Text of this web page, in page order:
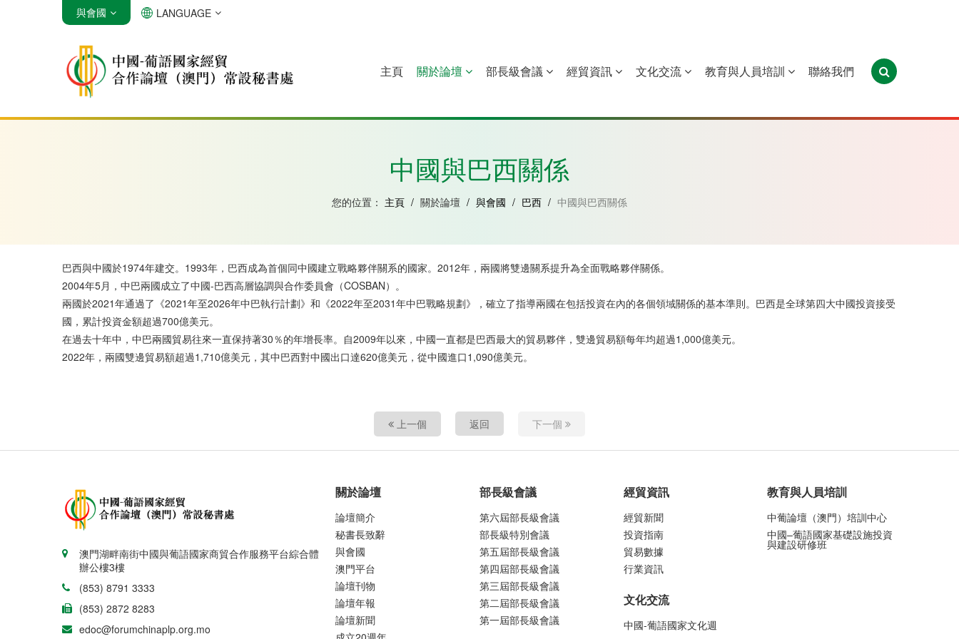
安哥拉 巴西 佛得角 幾內亞比紹 赤道幾內亞 莫桑比克 葡萄牙 聖多美和普林西比 東帝汶
與會國 LANGUAGE
主頁 關於論壇 部長級會議 經貿資訊 文化交流 教育與人員培訓 聯絡我們
中國與巴西關係
您的位置： 主頁 / 關於論壇 / 與會國 / 巴西 / 中國與巴西關係
巴西與中國於1974年建交。1993年，巴西成為首個同中國建立戰略夥伴關系的國家。2012年，兩國將雙邊關系提升為全面戰略夥伴關係。
2004年5月，中巴兩國成立了中國-巴西高層協調與合作委員會（COSBAN）。
兩國於2021年通過了《2021年至2026年中巴執行計劃》和《2022年至2031年中巴戰略規劃》，確立了指導兩國在包括投資在內的各個領域關係的基本準則。巴西是全球第四大中國投資接受
國，累計投資金額超過700億美元。
在過去十年中，中巴兩國貿易往來一直保持著30％的年增長率。自2009年以來，中國一直都是巴西最大的貿易夥伴，雙邊貿易額每年均超過1,000億美元。
2022年，兩國雙邊貿易額超過1,710億美元，其中巴西對中國出口達620億美元，從中國進口1,090億美元。
上一個 返回 下一個
澳門湖畔南街中國與葡語國家商貿合作服務平台綜合體
辦公樓3樓
(853) 8791 3333
(853) 2872 8283
edoc@forumchinaplp.org.mo
關於論壇
論壇簡介
秘書長致辭
與會國
澳門平台
論壇刊物
論壇年報
論壇新聞
部長級會議
第六屆部長級會議
部長級特別會議
第五屆部長級會議
第四屆部長級會議
第三屆部長級會議
第二屆部長級會議
第一屆部長級會議
經貿資訊
經貿新聞
投資指南
貿易數據
行業資訊
文化交流
中國-葡語國家文化週
教育與人員培訓
中葡論壇（澳門）培訓中心
中國–葡語國家基礎設施投資
與建設研修班